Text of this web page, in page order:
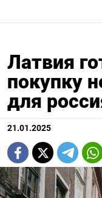
Латвия
покупку
для
21.01.2025